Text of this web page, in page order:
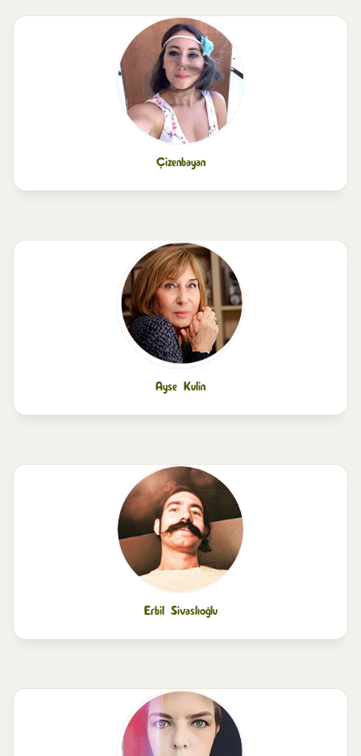
Çizenbayan
Ayse Kulin
Erbil Sivaslıoğlu